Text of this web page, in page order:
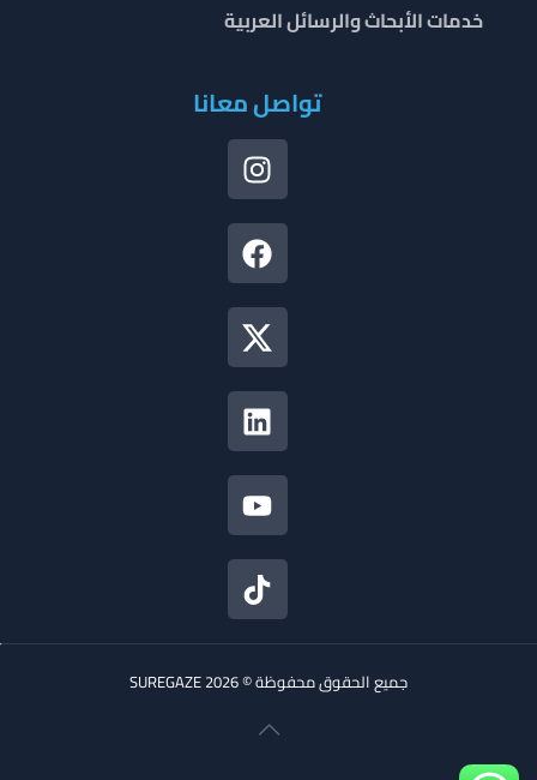
خدمات الأبحاث والرسائل العربية
تواصل معانا
جميع الحقوق محفوظة © 2026 SUREGAZE